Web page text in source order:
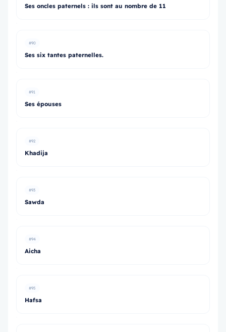
Ses oncles paternels : ils sont au nombre de 11
#90
Ses six tantes paternelles.
#91
Ses épouses
#92
Khadija
#93
Sawda
#94
Aicha
#95
Hafsa